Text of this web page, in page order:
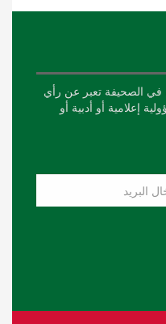
في الصحيفة تعبر عن رأي
إعلامية أو أدبية أو